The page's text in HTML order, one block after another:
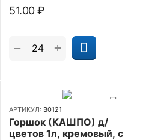
51.00 ₽
+
−
АРТИКУЛ: В0121
Горшок (КАШПО) д/
цветов 1л, кремовый, с